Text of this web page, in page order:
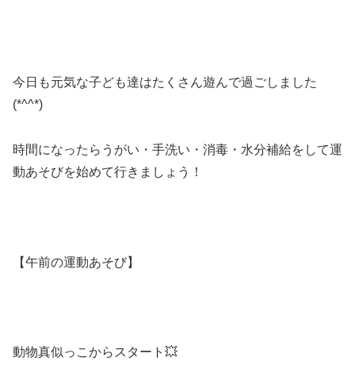
今日も元気な子ども達はたくさん遊んで過ごしました
(*^^*)
時間になったらうがい・手洗い・消毒・水分補給をして運
動あそびを始めて行きましょう！
【午前の運動あそび】
動物真似っこからスタート💥